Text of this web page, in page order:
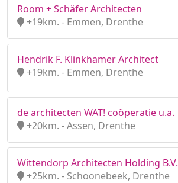
Room + Schäfer Architecten
+19km. - Emmen, Drenthe
Hendrik F. Klinkhamer Architect
+19km. - Emmen, Drenthe
de architecten WAT! coöperatie u.a.
+20km. - Assen, Drenthe
Wittendorp Architecten Holding B.V.
+25km. - Schoonebeek, Drenthe